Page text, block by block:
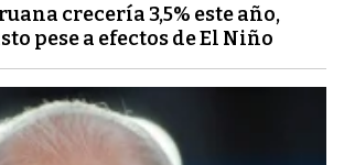
crecería 3,5% este año,
pese a efectos de El Niño